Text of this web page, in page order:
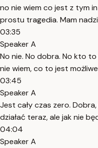
no nie wiem co jest z tym
prostu tragedia. Mam
03:35
Speaker A
No nie. No dobra. No kto
nie wiem, co to jest
03:45
Speaker A
Jest cały czas zero.
działać teraz, ale jak nie
04:04
Speaker A